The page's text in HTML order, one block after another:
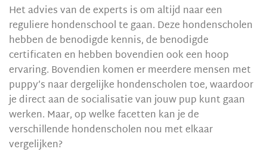
Het advies van de experts is om altijd naar een
reguliere hondenschool te gaan. Deze hondenscholen
hebben de benodigde kennis, de benodigde
certificaten en hebben bovendien ook een hoop
ervaring. Bovendien komen er meerdere mensen met
puppy’s naar dergelijke hondenscholen toe, waardoor
je direct aan de socialisatie van jouw pup kunt gaan
werken. Maar, op welke facetten kan je de
verschillende hondenscholen nou met elkaar
vergelijken?